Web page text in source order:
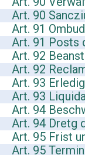
Art. 90
Art. 91
Art. 91 Posts
Art. 92
Art. 92
Art. 93
Art. 93
Art. 94
Art. 94 Dretg
Art. 95 Frist
Art. 95